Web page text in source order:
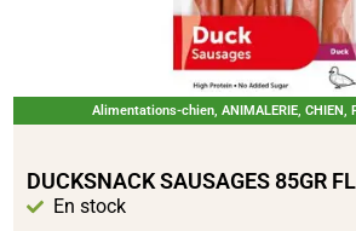
Alimentations-chien, ANIMALERIE, CHIEN,
DUCKSNACK SAUSAGES 85GR
En stock